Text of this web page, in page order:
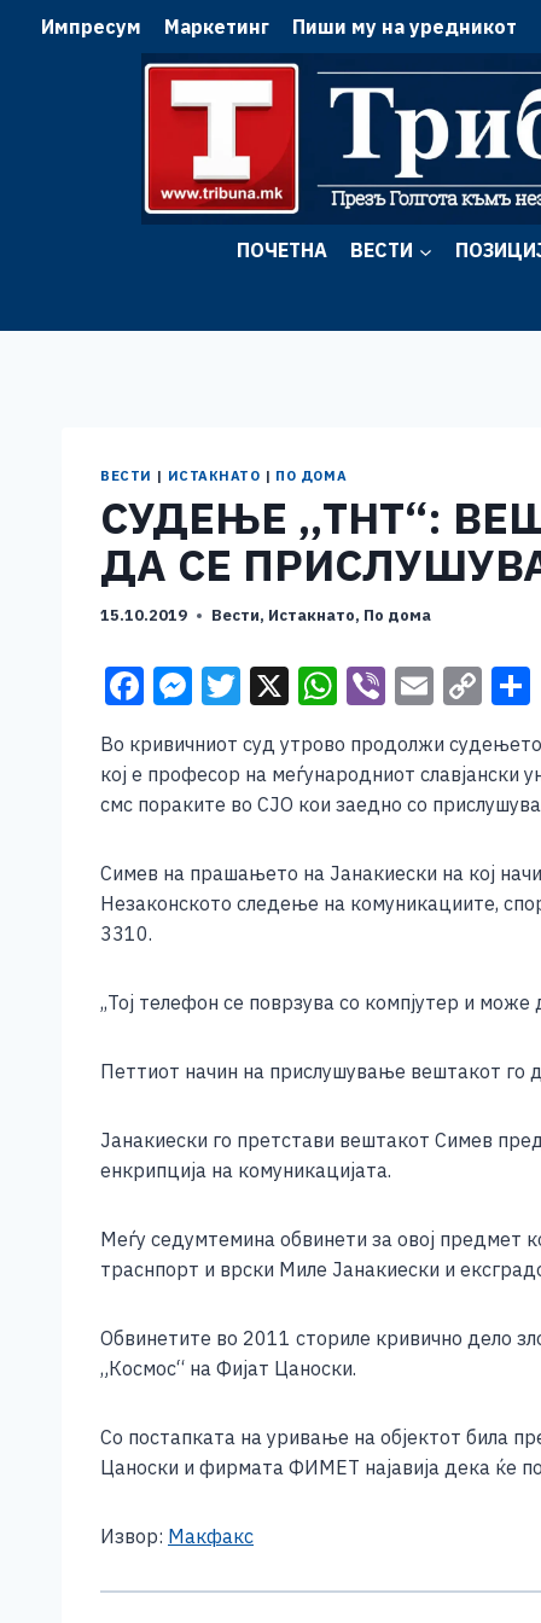
Импресум Маркетинг Пиши му на уредникот
ПОЧЕТНА ВЕСТИ
ВЕСТИ | ИСТАКНАТО | ПО ДОМА
СУДЕЊЕ ,,ТНТ“:
ДА СЕ
15.10.2019 Вести, Истакнато, По дома
F
c
e
o
o
k
M
ss
e
g
er
T
tt
er
X W
at
s
p
p
Vi
er
E
ai
l
C
p
y
n
k
Во кривичниот суд утрово продолжи
кој е професор на меѓународниот
смс пораките во СЈО кои заедно со
Симев на прашањето на Јанакиески на кој
Незаконското следење на комуникациите,
3310.
,,Тој телефон се поврзува со компјутер и
Петтиот начин на прислушување вештакот го
Јанакиески го претстави вештакот Симев
енкрипција на комуникацијата.
Меѓу седумтемина обвинети за овој предмет
траснпорт и врски Миле Јанакиески и
Обвинетите во 2011 сториле кривично дело
„Космос“ на Фијат Цаноски.
Со постапката на уривање на објектот била
Цаноски и фирмата ФИМЕТ најавија дека ќе
Извор: Макфакс